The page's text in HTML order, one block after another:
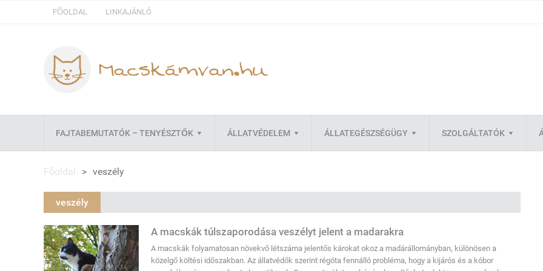
FŐOLDAL LINKAJÁNLÓ
FAJTABEMUTATÓK – TENYÉSZTŐK ÁLLATVÉDELEM ÁLLATEGÉSZSÉGÜGY SZOLGÁLTATÓK
Főoldal > veszély
veszély
A macskák túlszaporodása veszélyt jelent a madarakra
A macskák folyamatosan növekvő létszáma jelentős károkat okoz a madárállományban, különösen a
közelgő költési időszakban. Az állatvédők szerint régóta fennálló probléma, hogy a kijárós és a kóbor